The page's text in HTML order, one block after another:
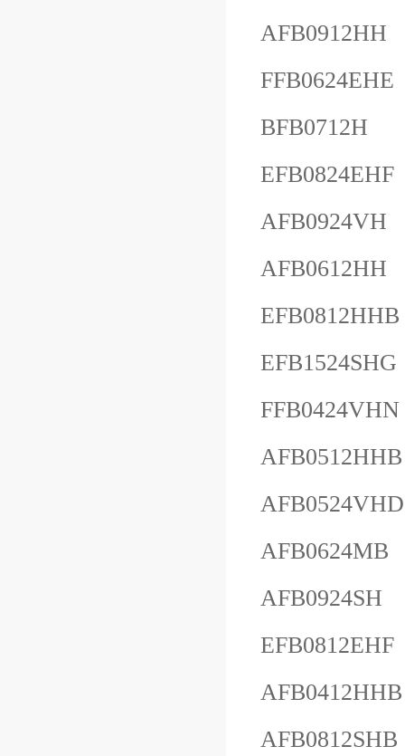
AFB0912HH
FFB0624EHE
BFB0712H
EFB0824EHF
AFB0924VH
AFB0612HH
EFB0812HHB
EFB1524SHG
FFB0424VHN
AFB0512HHB
AFB0524VHD
AFB0624MB
AFB0924SH
EFB0812EHF
AFB0412HHB
AFB0812SHB